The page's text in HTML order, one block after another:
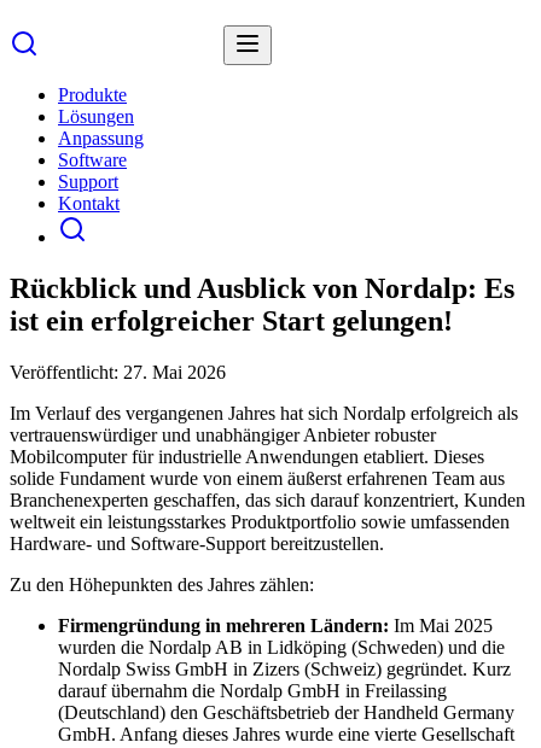
Produkte
Lösungen
Anpassung
Software
Support
Kontakt
Rückblick und Ausblick von Nordalp: Es
ist ein erfolgreicher Start gelungen!
Veröffentlicht: 27. Mai 2026
Im Verlauf des vergangenen Jahres hat sich Nordalp erfolgreich als
vertrauenswürdiger und unabhängiger Anbieter robuster
Mobilcomputer für industrielle Anwendungen etabliert. Dieses
solide Fundament wurde von einem äußerst erfahrenen Team aus
Branchenexperten geschaffen, das sich darauf konzentriert, Kunden
weltweit ein leistungsstarkes Produktportfolio sowie umfassenden
Hardware- und Software-Support bereitzustellen.
Zu den Höhepunkten des Jahres zählen:
Firmengründung in mehreren Ländern: Im Mai 2025
wurden die Nordalp AB in Lidköping (Schweden) und die
Nordalp Swiss GmbH in Zizers (Schweiz) gegründet. Kurz
darauf übernahm die Nordalp GmbH in Freilassing
(Deutschland) den Geschäftsbetrieb der Handheld Germany
GmbH. Anfang dieses Jahres wurde eine vierte Gesellschaft